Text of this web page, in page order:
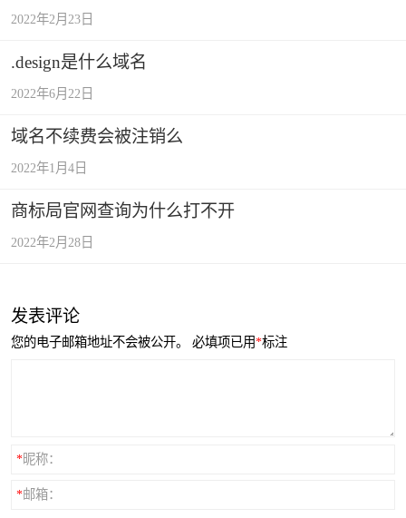
2022年2月23日
.design是什么域名
2022年6月22日
域名不续费会被注销么
2022年1月4日
商标局官网查询为什么打不开
2022年2月28日
发表评论
您的电子邮箱地址不会被公开。 必填项已用*标注
*昵称：
*邮箱：